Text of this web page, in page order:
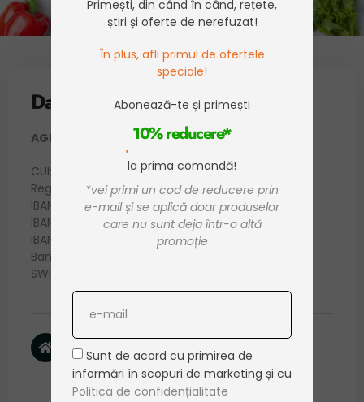
Date companie
AGRICOLA ROSIILE SRL
CUI: RO 34187206
Reg. Com: J38/125/04.03.2015
IBAN RON: RO07BTRLRONCRT0290059601
IBAN EUR: RO54BTRLEURCRT0290059601
IBAN USD: RO58BTRLUSDCRT0290059601
Banca: Banca Transilvania
SWIFT: BTRLRO22VLA
Sediu Social:
Com. Roșiile, Sat. Roșiile, Str. Principală Nr. 23
247555, Jud. Vâlcea
Program de lucru: Lu-Vi, 09:00-17:00
Primești, din când în când, rețete,
știri și oferte de nerefuzat!
În plus, afli primul de ofertele
speciale!
Abonează-te și primești
10% reducere*
la prima comandă!
*vei primi un cod de reducere prin
e-mail și se aplică doar produselor
care nu sunt deja într-o altă
promoție
Sunt de acord cu primirea de
informări în scopuri de marketing și cu
Politica de confidențialitate